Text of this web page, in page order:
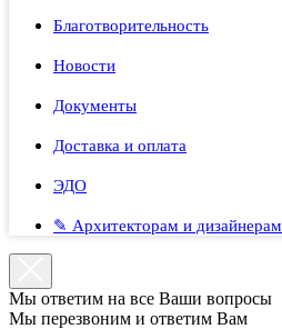
Благотворительность
Новости
Документы
Доставка и оплата
ЭДО
✎ Архитекторам и дизайнерам
Мы ответим на все Ваши вопросы
Мы перезвоним и ответим Вам